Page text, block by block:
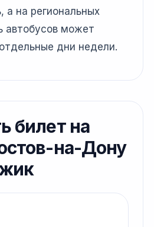
а на региональных
автобусов может
дни недели.
билет на
на-Дону